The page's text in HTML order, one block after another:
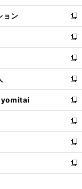
開
く
ウ
で
開
く
ン
ド
ウ
で
開
く
ウ
ィ
ン
ド
ウ
で
開
く
ョン
新
し
い
ウ
ィ
ン
ド
ウ
で
開
く
新
し
い
ウ
ィ
ン
ド
ウ
で
開
く
新
し
い
ウ
ィ
ン
ド
ウ
で
開
く
新
し
い
ウ
ィ
ン
ド
ウ
で
開
yomitai
新
し
い
ウ
ィ
ン
ド
ウ
新
し
い
ウ
ィ
ン
新
し
い
ウ
新
し